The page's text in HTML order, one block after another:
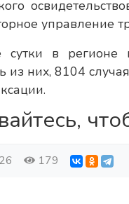
управление
в
из них, 8104
179